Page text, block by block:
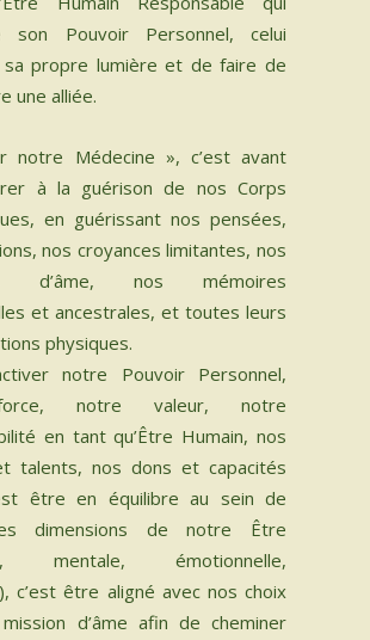
son Pouvoir Personnel, celui
sa propre lumière et de faire de
une alliée.​
notre Médecine », c’est avant
à la guérison de nos Corps
en guérissant nos pensées,
nos croyances limitantes, nos
d’âme, nos mémoires
et ancestrales, et toutes leurs
physiques.
notre Pouvoir Personnel,
notre valeur, notre
en tant qu’Être Humain, nos
talents, nos dons et capacités
être en équilibre au sein de
dimensions de notre Être
mentale, émotionnelle,
c’est être aligné avec nos choix
d’âme afin de cheminer